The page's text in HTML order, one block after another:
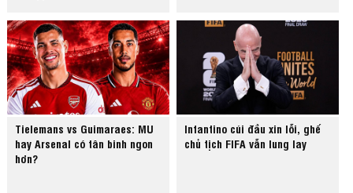
Tielemans vs Guimaraes: MU
hay Arsenal có tân binh ngon
hơn?
Infantino cúi đầu xin lỗi, ghế
chủ tịch FIFA vẫn lung lay